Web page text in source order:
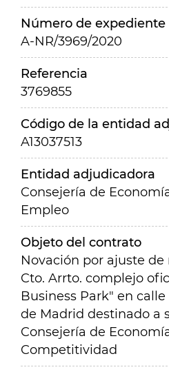
Número de expediente
A-NR/3969/2020
Referencia
3769855
Código de la entidad
A13037513
Entidad adjudicadora
Consejería de
Empleo
Objeto del contrato
Novación por ajuste
Cto. Arrto. complejo
Business Park" en
de Madrid destinado a
Consejería de
Competitividad